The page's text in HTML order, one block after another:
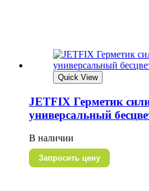
Quick View
JETFIX Герметик
универсальный
В наличии
Запросить цену